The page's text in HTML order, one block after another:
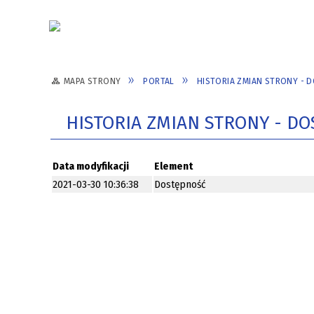
STRZESZKOWICE
SAMORZĄD UCZNIOWSKI
MAPA STRONY PORTAL HISTORIA ZMIAN STRONY -
HISTORIA ZMIAN STRONY -
Data modyfikacji Element
2021-03-30 10:36:38
Dostępność